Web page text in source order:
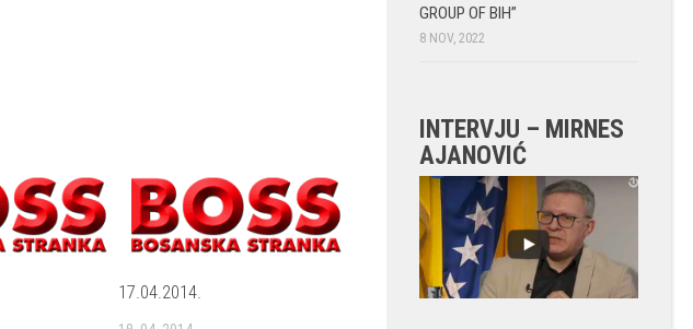
17.04.2014.
GROUP OF BIH”
8 NOV, 2022
INTERVJU – MIRNES
AJANOVIĆ